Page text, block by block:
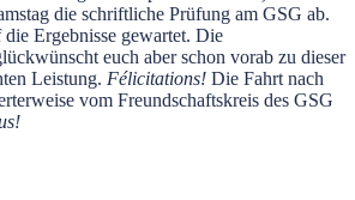
die schriftliche Prüfung am GSG ab.
Ergebnisse gewartet. Die
euch aber schon vorab zu dieser
Leistung. Félicitations! Die Fahrt nach
vom Freundschaftskreis des GSG